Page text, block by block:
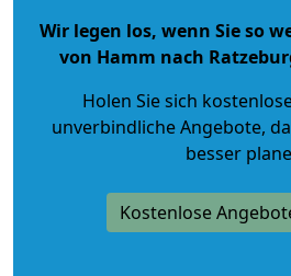
Wir legen los, wenn Sie so
von Hamm nach
Holen Sie sich
unverbindliche Angebote,
besser
Kostenlose